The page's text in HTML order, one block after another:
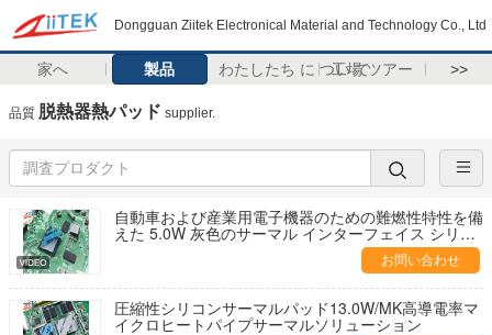
Dongguan Ziitek Electronical Material and Technology Co., Ltd
家へ 製品 わたしたち に つい て工場 ツアー >>
品質 脱熱器熱パッド supplier.
自動車および産業用電子機器のための難燃性特性を備
えた 5.0W 灰色のサーマル インターフェイス シリコ
お問い合わせ
圧縮性シリコンサーマルパッド13.0W/MK高導電率マ
イクロヒートパイプサーマルソリューション